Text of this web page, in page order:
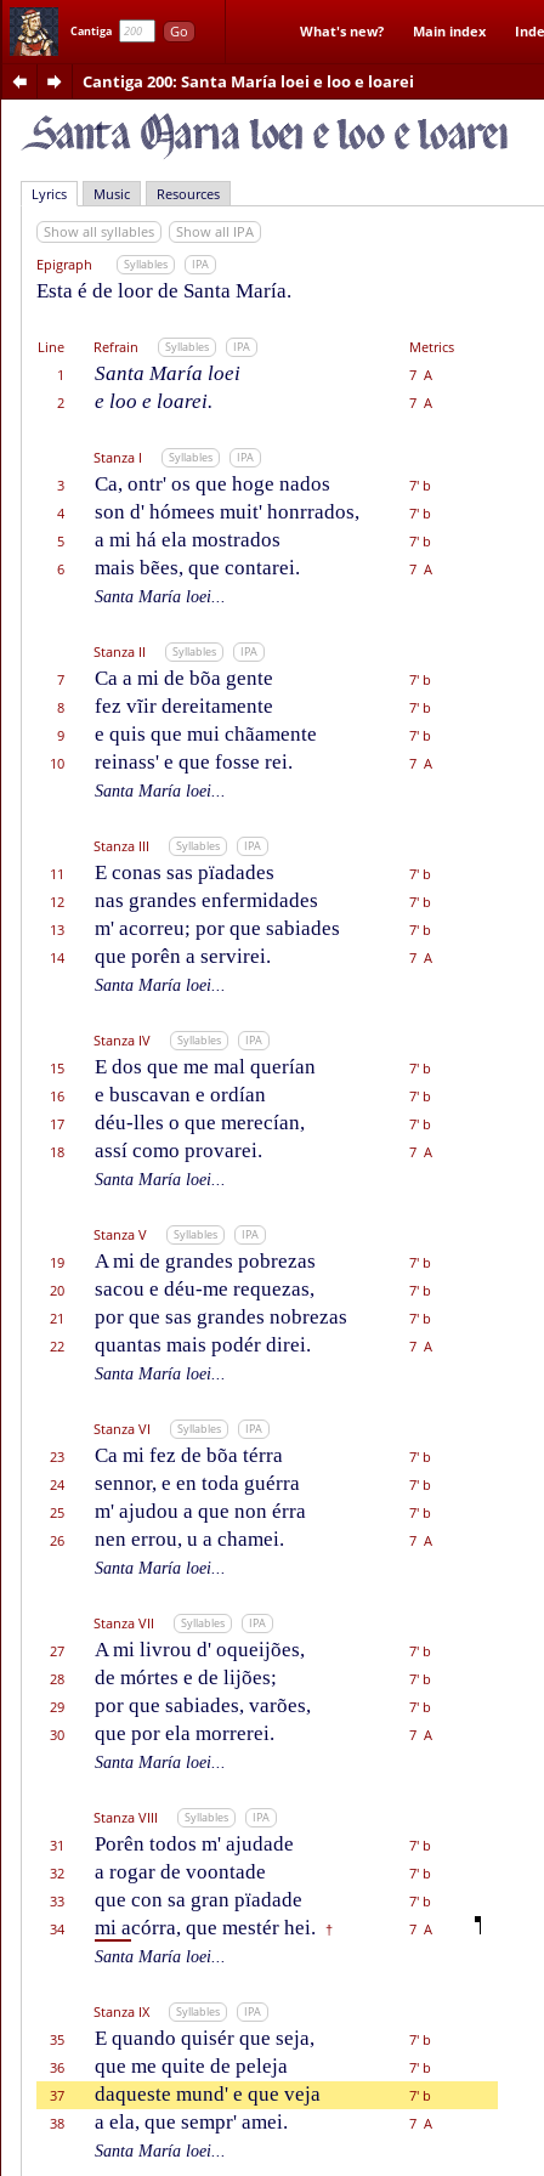
Cantiga Go What's new? Main index
Cantiga 200: Santa María loei e loo e loarei
Lyrics Music Resources
Show all syllables
Show all IPA
Epigraph
Syllables IPA
Esta é de loor de Santa María.
Line Refrain Syllables IPA
Metrics
1
Santa María loei
7 A
2
e loo e loarei. 7 A
Stanza I Syllables IPA
3 Ca, ontr' os que hoge nados
7' b
4
son d' hómees muit' honrrados,
7' b
5
a mi há ela mostrados
7' b
6
mais bẽes, que contarei.
7 A
Santa María loei...
Stanza II Syllables IPA
7 Ca a mi de bõa gente
7' b
8
fez vĩir dereitamente
7' b
9
e quis que mui chãamente
7' b
10
reinass' e que fosse rei.
7 A
Santa María loei...
Stanza III Syllables IPA
11 E conas sas pïadades
7' b
12
nas grandes enfermidades
7' b
13
m' acorreu; por que sabiades
7' b
14
que porên a servirei.
7 A
Santa María loei...
Stanza IV Syllables IPA
15 E dos que me mal querían
7' b
16
e buscavan e ordían
7' b
17
déu-lles o que merecían,
7' b
18
assí como provarei.
7 A
Santa María loei...
Stanza V Syllables IPA
19 A mi de grandes pobrezas
7' b
20
sacou e déu-me requezas,
7' b
21
por que sas grandes nobrezas
7' b
22
quantas mais podér direi.
7 A
Santa María loei...
Stanza VI Syllables IPA
23 Ca mi fez de bõa térra
7' b
24
sennor, e en toda guérra
7' b
25
m' ajudou a que non érra
7' b
26
nen errou, u a chamei.
7 A
Santa María loei...
Stanza VII Syllables IPA
27 A mi livrou d' oqueijões,
7' b
28
de mórtes e de lijões;
7' b
29
por que sabiades, varões,
7' b
30
que por ela morrerei.
7 A
Santa María loei...
Stanza VIII Syllables IPA
31 Porên todos m' ajudade
7' b
32
a rogar de voontade
7' b
33
que con sa gran pïadade
7' b
34
mi acórra, que mestér hei. †
7 A
Santa María loei...
Stanza IX Syllables IPA
35 E quando quisér que seja,
7' b
36
que me quite de peleja
7' b
37
daqueste mund' e que veja
7' b
38
a ela, que sempr' amei.
7 A
Santa María loei...